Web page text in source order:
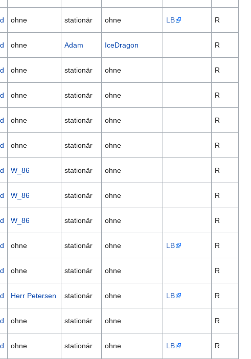
ohne stationär ohne LB R
ohne Adam IceDragon R
ohne stationär ohne R
ohne stationär ohne R
ohne stationär ohne R
ohne stationär ohne R
W_86 stationär ohne R
W_86 stationär ohne R
W_86 stationär ohne R
ohne stationär ohne LB R
ohne stationär ohne R
Herr Petersen stationär ohne LB R
ohne stationär ohne R
ohne stationär ohne LB R